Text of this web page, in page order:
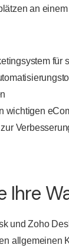
an
für
wichtigen
Ihre
und Zoho
allgemeinen